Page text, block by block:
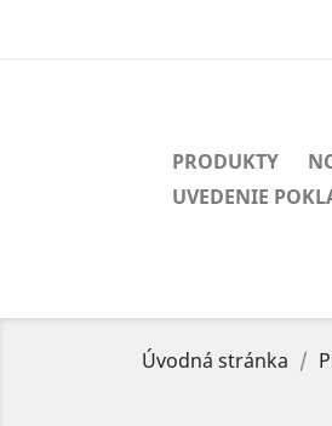
PRODUKTY
UVEDENIE
Úvodná stránka